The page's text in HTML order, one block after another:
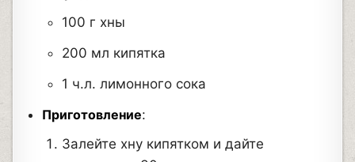
100 г хны
200 мл кипятка
1 ч.л. лимонного сока
Приготовление:
Залейте хну кипятком и дайте